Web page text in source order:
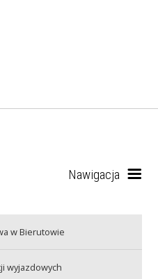
Nawigacja
w Bierutowie
wyjazdowych